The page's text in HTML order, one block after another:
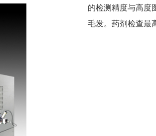
的检测精度与高度
毛发。药剂检查最